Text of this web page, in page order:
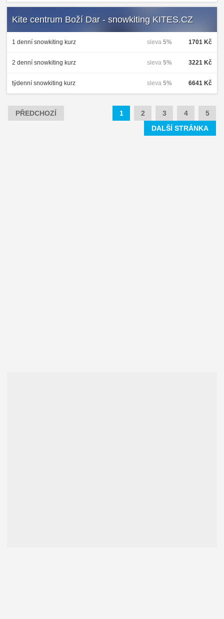
Kite centrum Boží Dar - snowkiting KITES.CZ
1 denní snowkiting kurz 1701 Kč
sleva 5%
2 denní snowkiting kurz 3221 Kč
sleva 5%
týdenní snowkiting kurz 6641 Kč
sleva 5%
PŘEDCHOZÍ 1 2 3 4
5
DALŠÍ STRÁNKA